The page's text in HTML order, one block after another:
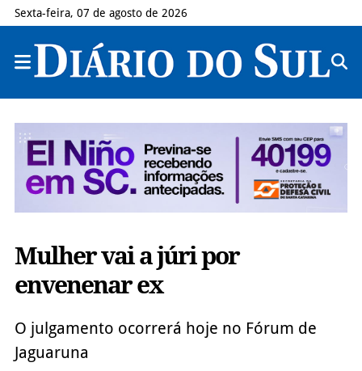
Sexta-feira, 07 de agosto de 2026
Mulher vai a júri por
envenenar ex
O julgamento ocorrerá hoje no Fórum de
Jaguaruna